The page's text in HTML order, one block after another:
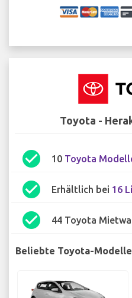
Toyota -
check_circle 10 Toyota
check_circle Erhältlich bei 16
check_circle 44 Toyota
Beliebte Toyota-